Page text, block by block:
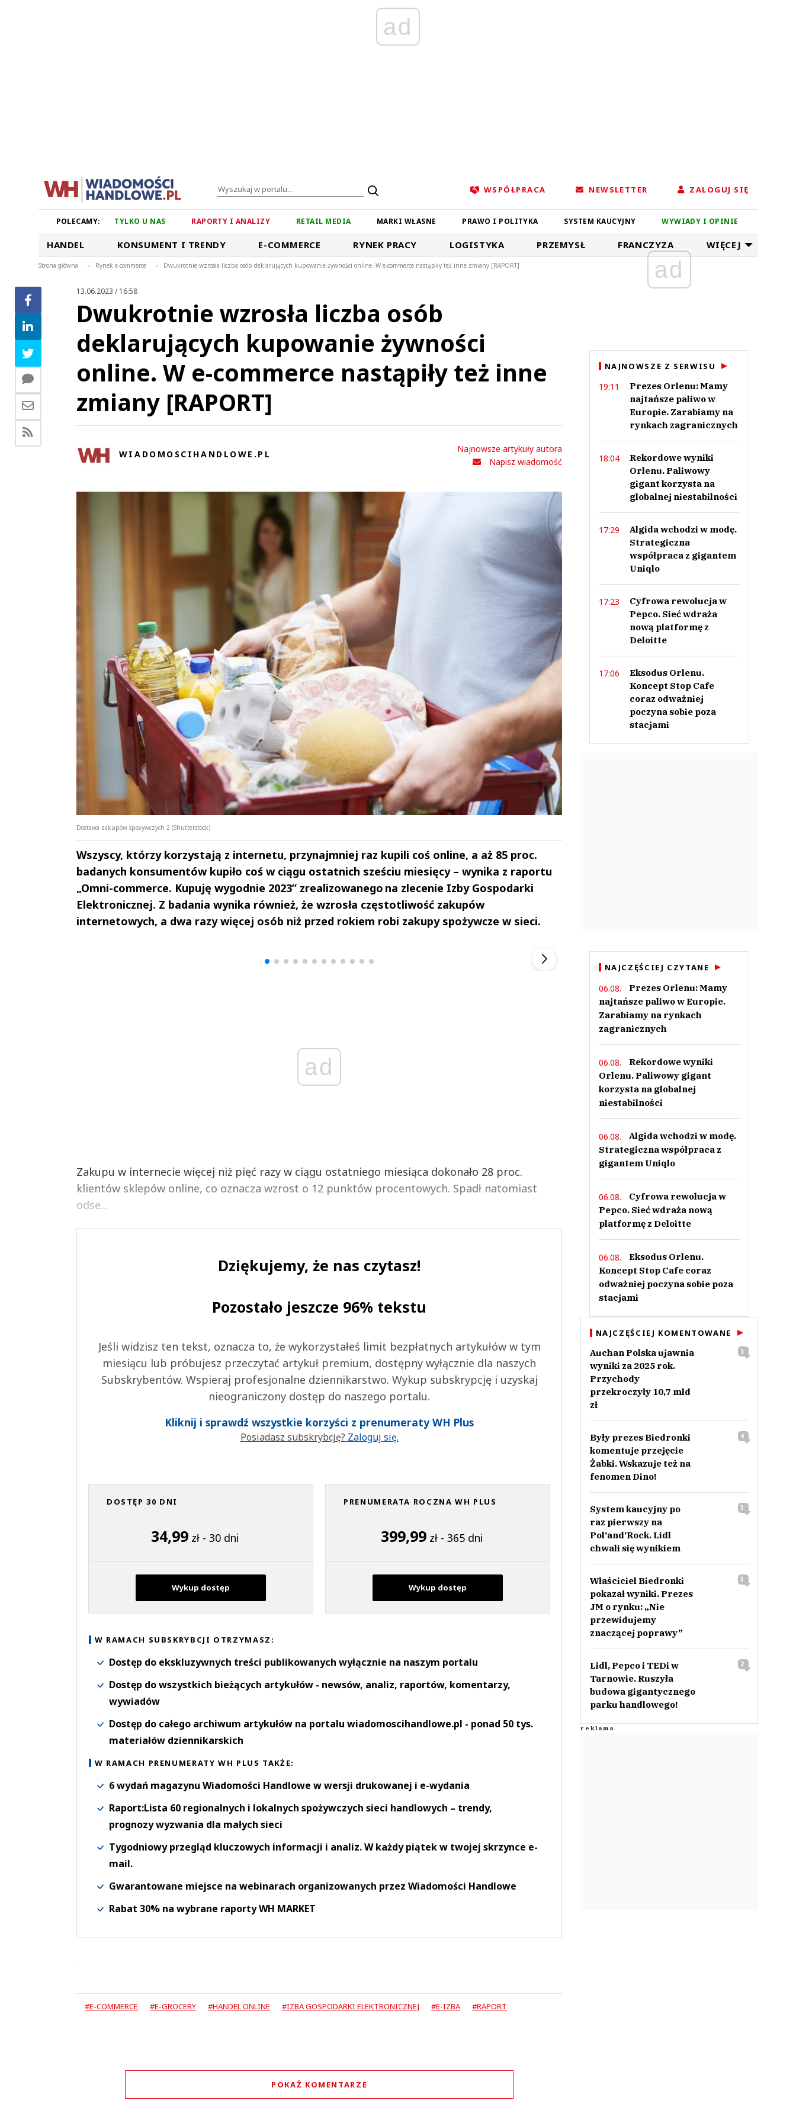
ad
WSPÓŁPRACA NEWSLETTER ZALOGUJ SIĘ
POLECAMY: TYLKO U NAS RAPORTY I ANALIZY RETAIL MEDIA MARKI WŁASNE PRAWO I POLITYKA SYSTEM KAUCYJNY WYWIADY I OPINIE
HANDEL KONSUMENT I TRENDY E-COMMERCE RYNEK PRACY LOGISTYKA PRZEMYSŁ FRANCZYZA WIĘCEJ
Strona główna > Rynek e-commerce > Dwukrotnie wzrosła liczba osób deklarujących kupowanie żywności online. W e-commerce nastąpiły też inne zmiany [RAPORT]
13.06.2023 / 16:58
Dwukrotnie wzrosła liczba osób
deklarujących kupowanie żywności
online. W e-commerce nastąpiły też inne
zmiany [RAPORT]
WIADOMOSCIHANDLOWE.PL
Najnowsze artykuły autora
Napisz wiadomość
Dostawa zakupów spożywczych 2 (Shutterstock)
Wszyscy, którzy korzystają z internetu, przynajmniej raz kupili coś online, a aż 85 proc.
badanych konsumentów kupiło coś w ciągu ostatnich sześciu miesięcy – wynika z raportu
„Omni-commerce. Kupuję wygodnie 2023” zrealizowanego na zlecenie Izby Gospodarki
Elektronicznej. Z badania wynika również, że wzrosła częstotliwość zakupów
internetowych, a dwa razy więcej osób niż przed rokiem robi zakupy spożywcze w sieci.
ad
Zakupu w internecie więcej niż pięć razy w ciągu ostatniego miesiąca dokonało 28 proc.
klientów sklepów online, co oznacza wzrost o 12 punktów procentowych. Spadł natomiast
odse...
Dziękujemy, że nas czytasz!
Pozostało jeszcze 96% tekstu
Jeśli widzisz ten tekst, oznacza to, że wykorzystałeś limit bezpłatnych artykułów w tym
miesiącu lub próbujesz przeczytać artykuł premium, dostępny wyłącznie dla naszych
Subskrybentów. Wspieraj profesjonalne dziennikarstwo. Wykup subskrypcję i uzyskaj
nieograniczony dostęp do naszego portalu.
Kliknij i sprawdź wszystkie korzyści z prenumeraty WH Plus
Posiadasz subskrybcję? Zaloguj się.
DOSTĘP 30 DNI
34,99 zł - 30 dni
Wykup dostęp
PRENUMERATA ROCZNA WH PLUS
399,99 zł - 365 dni
Wykup dostęp
W RAMACH SUBSKRYBCJI OTRZYMASZ:
Dostęp do ekskluzywnych treści publikowanych wyłącznie na naszym portalu
Dostęp do wszystkich bieżących artykułów - newsów, analiz, raportów, komentarzy,
wywiadów
Dostęp do całego archiwum artykułów na portalu wiadomoscihandlowe.pl - ponad 50 tys.
materiałów dziennikarskich
W RAMACH PRENUMERATY WH PLUS TAKŻE:
6 wydań magazynu Wiadomości Handlowe w wersji drukowanej i e-wydania
Raport:Lista 60 regionalnych i lokalnych spożywczych sieci handlowych – trendy,
prognozy wyzwania dla małych sieci
Tygodniowy przegląd kluczowych informacji i analiz. W każdy piątek w twojej skrzynce e-
mail.
Gwarantowane miejsce na webinarach organizowanych przez Wiadomości Handlowe
Rabat 30% na wybrane raporty WH MARKET
#E-COMMERCE #E-GROCERY #HANDEL ONLINE #IZBA GOSPODARKI ELEKTRONICZNEJ #E-IZBA #RAPORT
POKAŻ KOMENTARZE
Andrzej i Marta
Marta i Andrzej
Sterniccy
ad
NAJNOWSZE Z SERWISU
19:11
Prezes Orlenu: Mamy
najtańsze paliwo w
Europie. Zarabiamy na
rynkach zagranicznych
18:04
Rekordowe wyniki
Orlenu. Paliwowy
gigant korzysta na
globalnej niestabilności
17:29
Algida wchodzi w modę.
Strategiczna
współpraca z gigantem
Uniqlo
17:23
Cyfrowa rewolucja w
Pepco. Sieć wdraża
nową platformę z
Deloitte
17:06
Eksodus Orlenu.
Koncept Stop Cafe
coraz odważniej
poczyna sobie poza
stacjami
NAJCZĘŚCIEJ CZYTANE
06.08.
Prezes Orlenu: Mamy
najtańsze paliwo w Europie.
Zarabiamy na rynkach
zagranicznych
06.08.
Rekordowe wyniki
Orlenu. Paliwowy gigant
korzysta na globalnej
niestabilności
06.08.
Algida wchodzi w modę.
Strategiczna współpraca z
gigantem Uniqlo
06.08.
Cyfrowa rewolucja w
Pepco. Sieć wdraża nową
platformę z Deloitte
06.08.
Eksodus Orlenu.
Koncept Stop Cafe coraz
odważniej poczyna sobie poza
stacjami
NAJCZĘŚCIEJ KOMENTOWANE
Auchan Polska ujawnia
wyniki za 2025 rok.
Przychody
przekroczyły 10,7 mld
zł
5
Były prezes Biedronki
komentuje przejęcie
Żabki. Wskazuje też na
fenomen Dino!
4
System kaucyjny po
raz pierwszy na
Pol‘and‘Rock. Lidl
chwali się wynikiem
3
Właściciel Biedronki
pokazał wyniki. Prezes
JM o rynku: „Nie
przewidujemy
znaczącej poprawy”
3
Lidl, Pepco i TEDi w
Tarnowie. Ruszyła
budowa gigantycznego
parku handlowego!
2